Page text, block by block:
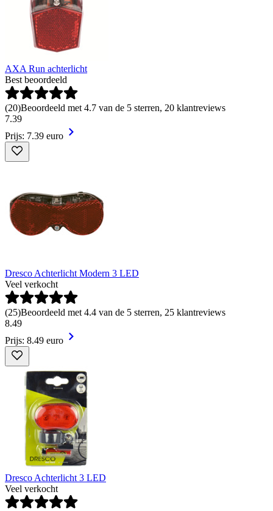
AXA Run achterlicht
Best beoordeeld
(20)Beoordeeld met 4.7 van de 5 sterren, 20 klantreviews
7.39
Prijs: 7.39 euro
Dresco Achterlicht Modern 3 LED
Veel verkocht
(25)Beoordeeld met 4.4 van de 5 sterren, 25 klantreviews
8.49
Prijs: 8.49 euro
Dresco Achterlicht 3 LED
Veel verkocht